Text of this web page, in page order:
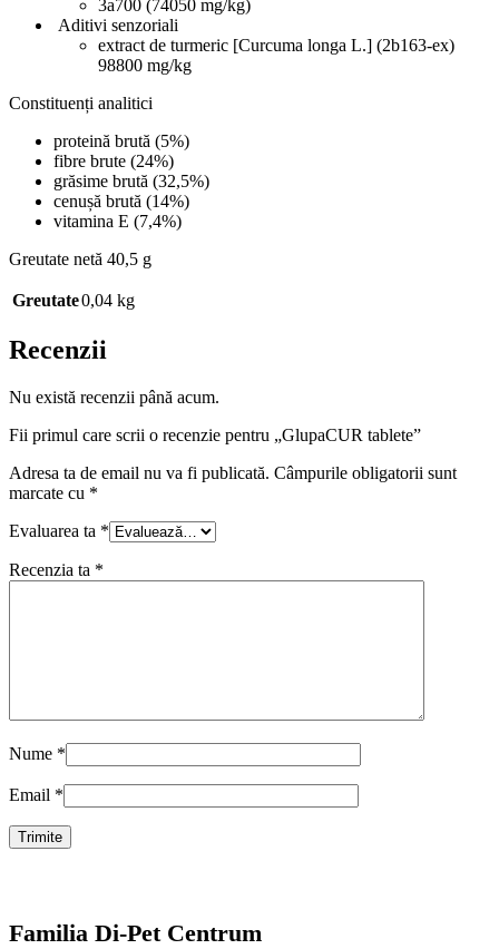
3a700 (74050 mg/kg)
Aditivi senzoriali
extract de turmeric [Curcuma longa L.] (2b163-ex)
98800 mg/kg
Constituenți analitici
proteină brută (5%)
fibre brute (24%)
grăsime brută (32,5%)
cenușă brută (14%)
vitamina E (7,4%)
Greutate netă 40,5 g
Greutate0,04 kg
Recenzii
Nu există recenzii până acum.
Fii primul care scrii o recenzie pentru „GlupaCUR tablete”
Adresa ta de email nu va fi publicată. Câmpurile obligatorii sunt
marcate cu *
Evaluarea ta *
Recenzia ta *
Nume *
Email *
Familia Di-Pet Centrum